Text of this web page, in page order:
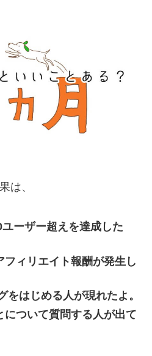
は、
ーザー超えを達成した
フィリエイト報酬が発生し
はじめる人が現れたよ。
について質問する人が出て